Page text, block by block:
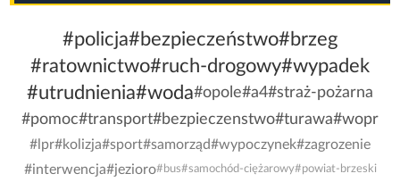
#policja#bezpieczeństwo#brzeg
#ratownictwo#ruch-drogowy#wypadek
#utrudnienia#woda#opole#a4#straż-pożarna
#pomoc#transport#bezpieczenstwo#turawa#wopr
#lpr#kolizja#sport#samorząd#wypoczynek#zagrozenie
#interwencja#jezioro#bus#samochód-ciężarowy#powiat-brzeski